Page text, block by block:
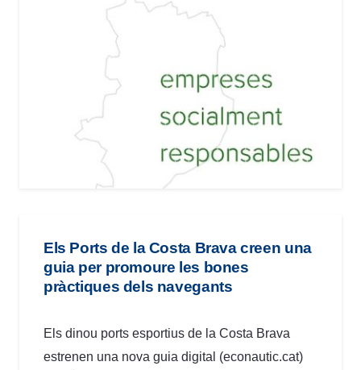
Els Ports de la Costa Brava creen una
guia per promoure les bones
pràctiques dels navegants
Els dinou ports esportius de la Costa Brava
estrenen una nova guia digital (econautic.cat)